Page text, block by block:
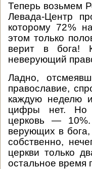
Теперь возьмем
Левада-Центр
которому 72%
этом только
верит в бога!
неверующий
Ладно,
православие,
каждую неделю
цифры нет. Но
церковь —
верующих в
собственно,
церкви только
остальное время